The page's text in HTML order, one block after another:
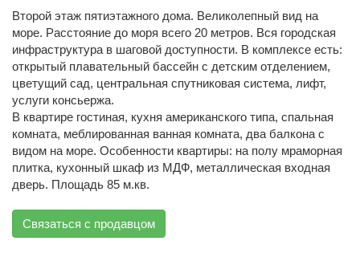
Второй этаж пятиэтажного дома. Великолепный вид на
море. Расстояние до моря всего 20 метров. Вся городская
инфраструктура в шаговой доступности. В комплексе есть:
открытый плавательный бассейн с детским отделением,
цветущий сад, центральная спутниковая система, лифт,
услуги консьержа.
В квартире гостиная, кухня американского типа, спальная
комната, меблированная ванная комната, два балкона с
видом на море. Особенности квартиры: на полу мраморная
плитка, кухонный шкаф из МДФ, металлическая входная
дверь. Площадь 85 м.кв.
Связаться с продавцом